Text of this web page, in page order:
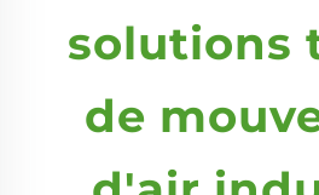
solutions
de